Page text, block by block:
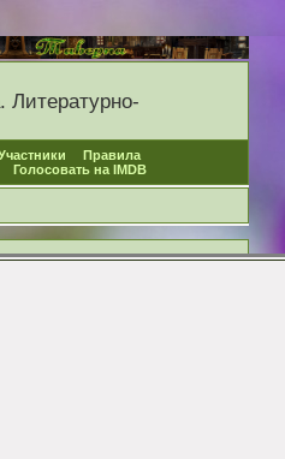
Литературно-
Правила
Голосовать на IMDB